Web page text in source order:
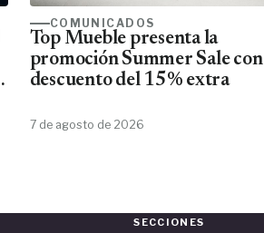
COMUNICADOS
Top Mueble presenta la
promoción Summer Sale con
descuento del 15% extra
7 de agosto de 2026
SECCIONES